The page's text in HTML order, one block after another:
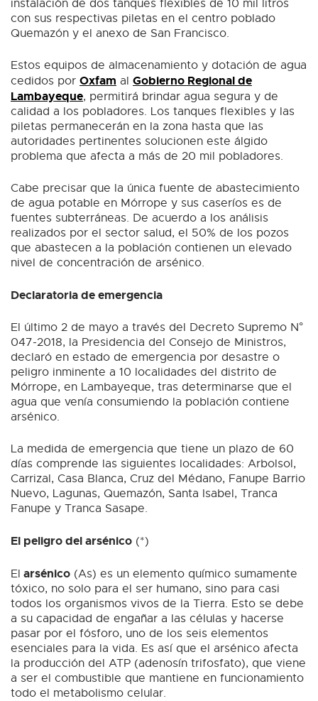
instalación de dos tanques flexibles de 10 mil litros
con sus respectivas piletas en el centro poblado
Quemazón y el anexo de San Francisco.
Estos equipos de almacenamiento y dotación de agua
cedidos por Oxfam al Gobierno Regional de
Lambayeque, permitirá brindar agua segura y de
calidad a los pobladores. Los tanques flexibles y las
piletas permanecerán en la zona hasta que las
autoridades pertinentes solucionen este álgido
problema que afecta a más de 20 mil pobladores.
Cabe precisar que la única fuente de abastecimiento
de agua potable en Mórrope y sus caseríos es de
fuentes subterráneas. De acuerdo a los análisis
realizados por el sector salud, el 50% de los pozos
que abastecen a la población contienen un elevado
nivel de concentración de arsénico.
Declaratoria de emergencia
El último 2 de mayo a través del Decreto Supremo N°
047-2018, la Presidencia del Consejo de Ministros,
declaró en estado de emergencia por desastre o
peligro inminente a 10 localidades del distrito de
Mórrope, en Lambayeque, tras determinarse que el
agua que venía consumiendo la población contiene
arsénico.
La medida de emergencia que tiene un plazo de 60
días comprende las siguientes localidades: Arbolsol,
Carrizal, Casa Blanca, Cruz del Médano, Fanupe Barrio
Nuevo, Lagunas, Quemazón, Santa Isabel, Tranca
Fanupe y Tranca Sasape.
El peligro del arsénico (*)
El arsénico (As) es un elemento químico sumamente
tóxico, no solo para el ser humano, sino para casi
todos los organismos vivos de la Tierra. Esto se debe
a su capacidad de engañar a las células y hacerse
pasar por el fósforo, uno de los seis elementos
esenciales para la vida. Es así que el arsénico afecta
la producción del ATP (adenosín trifosfato), que viene
a ser el combustible que mantiene en funcionamiento
todo el metabolismo celular.